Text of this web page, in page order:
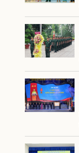
Gửi